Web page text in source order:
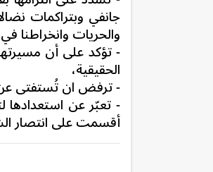
جانفي وبتراكمات
والحريات وانخراطنا
- تؤكد على أن
الحقيقية،
- ترفض ان تُستفتى عن
- تعبّر عن استعدادها
أقسمت على